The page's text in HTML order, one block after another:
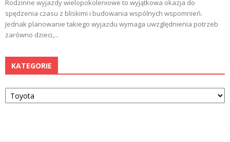
Rodzinne wyjazdy wielopokoleniowe to wyjątkowa okazja do
spędzenia czasu z bliskimi i budowania wspólnych wspomnień.
Jednak planowanie takiego wyjazdu wymaga uwzględnienia potrzeb
zarówno dzieci,...
KATEGORIE
Kategorie